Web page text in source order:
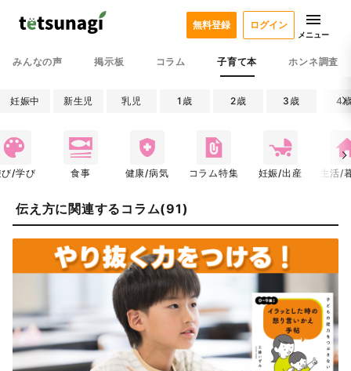
みんなの声 掲示板 コラム 子育て本 ホンネ調査
無料登録 ログイン
メニュー
妊娠中 新生児 乳児 1歳 2歳 3歳 4
び/学び 食事 健康/病気 コラム特集 妊娠/出産 生活/
伝え方に関連するコラム(91)